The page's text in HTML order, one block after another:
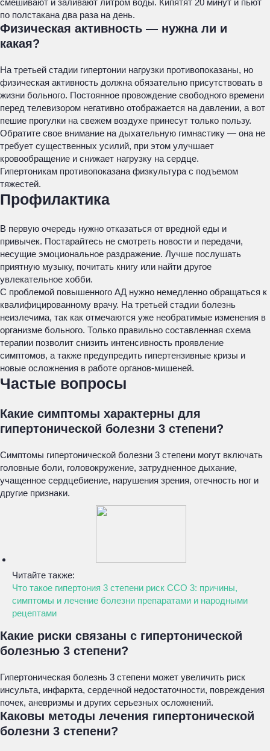
смешивают и заливают литром воды. Кипятят 20 минут и пьют
по полстакана два раза на день.
Физическая активность — нужна ли и
какая?
На третьей стадии гипертонии нагрузки противопоказаны, но
физическая активность должна обязательно присутствовать в
жизни больного. Постоянное провождение свободного времени
перед телевизором негативно отображается на давлении, а вот
пешие прогулки на свежем воздухе принесут только пользу.
Обратите свое внимание на дыхательную гимнастику — она не
требует существенных усилий, при этом улучшает
кровообращение и снижает нагрузку на сердце.
Гипертоникам противопоказана физкультура с подъемом
тяжестей.
Профилактика
В первую очередь нужно отказаться от вредной еды и
привычек. Постарайтесь не смотреть новости и передачи,
несущие эмоциональное раздражение. Лучше послушать
приятную музыку, почитать книгу или найти другое
увлекательное хобби.
С проблемой повышенного АД нужно немедленно обращаться к
квалифицированному врачу. На третьей стадии болезнь
неизлечима, так как отмечаются уже необратимые изменения в
организме больного. Только правильно составленная схема
терапии позволит снизить интенсивность проявление
симптомов, а также предупредить гипертензивные кризы и
новые осложнения в работе органов-мишеней.
Частые вопросы
Какие симптомы характерны для
гипертонической болезни 3 степени?
Симптомы гипертонической болезни 3 степени могут включать
головные боли, головокружение, затрудненное дыхание,
учащенное сердцебиение, нарушения зрения, отечность ног и
другие признаки.
Читайте также:
Что такое гипертония 3 степени риск ССО 3: причины,
симптомы и лечение болезни препаратами и народными
рецептами
Какие риски связаны с гипертонической
болезнью 3 степени?
Гипертоническая болезнь 3 степени может увеличить риск
инсульта, инфаркта, сердечной недостаточности, повреждения
почек, аневризмы и других серьезных осложнений.
Каковы методы лечения гипертонической
болезни 3 степени?